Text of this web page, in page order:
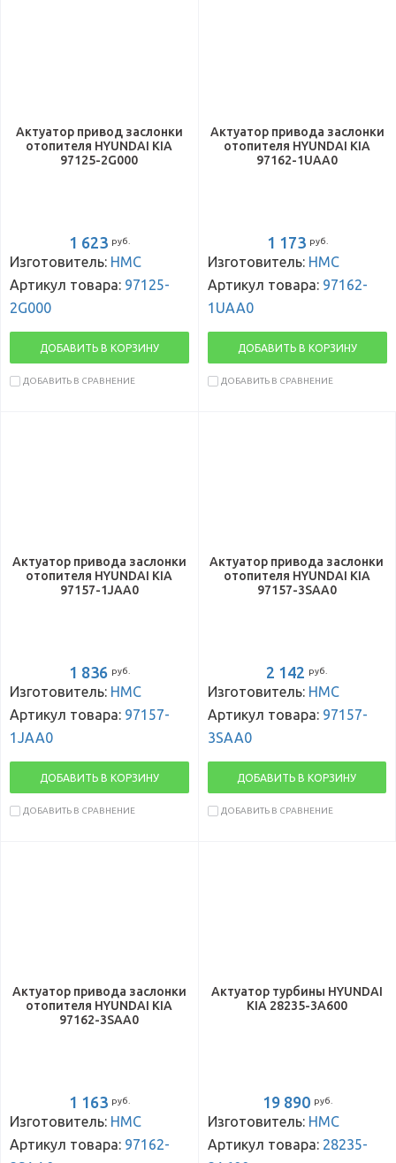
Актуатор привод заслонки
отопителя HYUNDAI KIA
97125-2G000
1 623 руб.
Изготовитель: HMC
Артикул товара: 97125-
2G000
ДОБАВИТЬ В КОРЗИНУ
ДОБАВИТЬ В СРАВНЕНИЕ
Актуатор привода заслонки
отопителя HYUNDAI KIA
97162-1UAA0
1 173 руб.
Изготовитель: HMC
Артикул товара: 97162-
1UAA0
ДОБАВИТЬ В КОРЗИНУ
ДОБАВИТЬ В СРАВНЕНИЕ
Актуатор привода заслонки
отопителя HYUNDAI KIA
97157-1JAA0
1 836 руб.
Изготовитель: HMC
Артикул товара: 97157-
1JAA0
ДОБАВИТЬ В КОРЗИНУ
ДОБАВИТЬ В СРАВНЕНИЕ
Актуатор привода заслонки
отопителя HYUNDAI KIA
97157-3SAA0
2 142 руб.
Изготовитель: HMC
Артикул товара: 97157-
3SAA0
ДОБАВИТЬ В КОРЗИНУ
ДОБАВИТЬ В СРАВНЕНИЕ
Актуатор привода заслонки
отопителя HYUNDAI KIA
97162-3SAA0
1 163 руб.
Изготовитель: HMC
Артикул товара: 97162-
Актуатор турбины HYUNDAI
KIA 28235-3A600
19 890 руб.
Изготовитель: HMC
Артикул товара: 28235-